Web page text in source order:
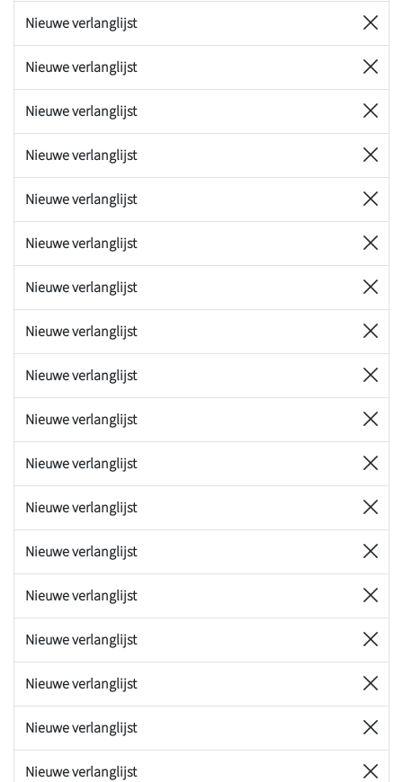
Nieuwe verlanglijst
Nieuwe verlanglijst
Nieuwe verlanglijst
Nieuwe verlanglijst
Nieuwe verlanglijst
Nieuwe verlanglijst
Nieuwe verlanglijst
Nieuwe verlanglijst
Nieuwe verlanglijst
Nieuwe verlanglijst
Nieuwe verlanglijst
Nieuwe verlanglijst
Nieuwe verlanglijst
Nieuwe verlanglijst
Nieuwe verlanglijst
Nieuwe verlanglijst
Nieuwe verlanglijst
Nieuwe verlanglijst